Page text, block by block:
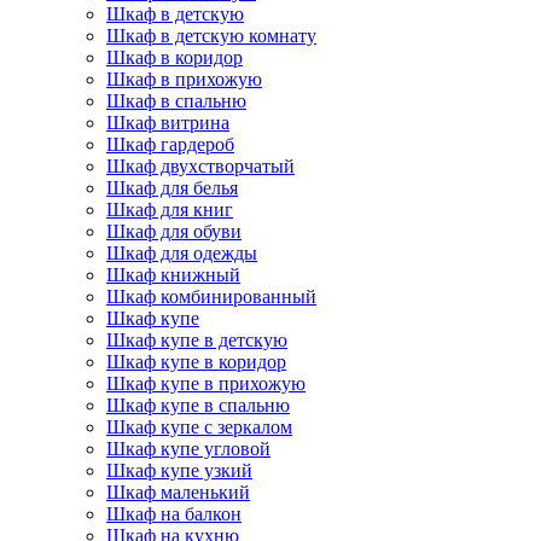
Шкаф в детскую
Шкаф в детскую комнату
Шкаф в коридор
Шкаф в прихожую
Шкаф в спальню
Шкаф витрина
Шкаф гардероб
Шкаф двухстворчатый
Шкаф для белья
Шкаф для книг
Шкаф для обуви
Шкаф для одежды
Шкаф книжный
Шкаф комбинированный
Шкаф купе
Шкаф купе в детскую
Шкаф купе в коридор
Шкаф купе в прихожую
Шкаф купе в спальню
Шкаф купе с зеркалом
Шкаф купе угловой
Шкаф купе узкий
Шкаф маленький
Шкаф на балкон
Шкаф на кухню